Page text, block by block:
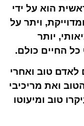
הוא על ידי
ויתר על
יותר
החיים כולם.
לאדם טוב ואחרי
ואת מריכיבי
טוב ומיעוטו